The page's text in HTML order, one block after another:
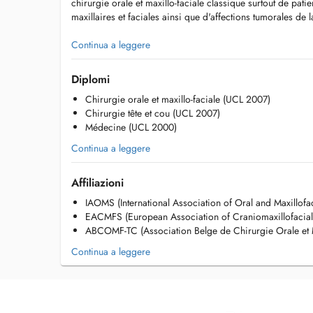
chirurgie orale et maxillo-faciale classique surtout de
maxillaires et faciales ainsi que d'affections tumorales de
Au cabinet à Itzig il propose
-des consultations dans les domaines sus-mentionnés
-des actes d'implantologie dentaire complexes (guidées
-des actes de chirurgie orale sous anesthésie locale
des greffes osseuses, de la chirurgie préprothétique etc.
-des radiodiagnostics maxillo-faciaux par CBCT
La collaboration étroite avec le Dr Héloïse Dejardin,
permettra dans bien des cas de réaliser des extractions
Continua a leggere
Diplomi
Chirurgie orale et maxillo-faciale (UCL 2007)
Chirurgie tête et cou (UCL 2007)
Médecine (UCL 2000)
Continua a leggere
Affiliazioni
IAOMS (International Association of Oral and
EACMFS (European Association of
ABCOMF-TC (Association Belge de Chirurgie Orale
Continua a leggere